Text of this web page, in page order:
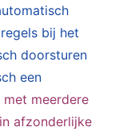
bij het
doorsturen
een
met meerdere
afzonderlijke